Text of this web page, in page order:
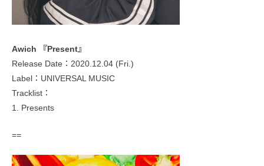
Awich 『Present』
Release Date：2020.12.04 (Fri.)
Label：UNIVERSAL MUSIC
Tracklist：
1. Presents
==